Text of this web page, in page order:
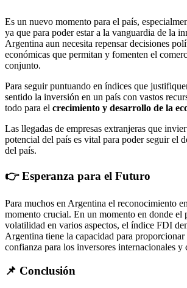
Es un nuevo momento para el país,
ya que para poder estar a la vanguardia de la
Argentina aun necesita repensar decisiones
económicas que permitan y fomenten el
conjunto.
Para seguir puntuando en índices que
sentido la inversión en un país con vastos
todo para el crecimiento y desarrollo de la
Las llegadas de empresas extranjeras que
potencial del país es vital para poder seguir el
del país.
👉 Esperanza para el Futuro
Para muchos en Argentina el reconocimiento
momento crucial. En un momento en donde el
volatilidad en varios aspectos, el índice FDI
Argentina tiene la capacidad para
confianza para los inversores internacionales y
📌 Conclusión